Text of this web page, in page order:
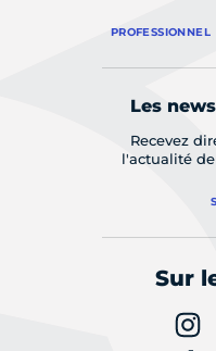
PROFESSIONNEL
Les
Recevez
l'actualité
Sur